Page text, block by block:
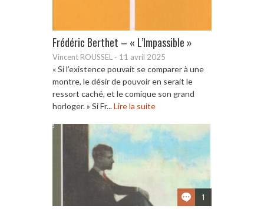
Frédéric Berthet – « L’Impassible »
Vincent ROUSSEL - 11 avril 2025
« Si l’existence pouvait se comparer à une
montre, le désir de pouvoir en serait le
ressort caché, et le comique son grand
horloger. » Si Fr...Lire la suite
1